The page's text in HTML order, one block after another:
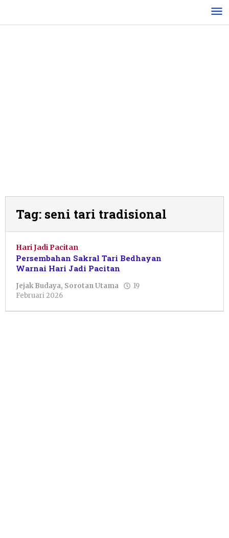
konten
Tag: seni tari tradisional
Hari Jadi Pacitan
Persembahan Sakral Tari Bedhayan
Warnai Hari Jadi Pacitan
Jejak Budaya, Sorotan Utama
19
Februari 2026
Elsyafa